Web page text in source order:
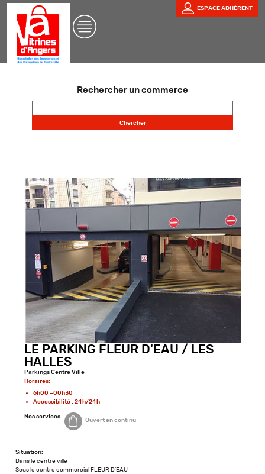
ESPACE ADHÉRENT
Rechercher un commerce
LE PARKING FLEUR D'EAU / LES
HALLES
Parkings Centre Ville
Horaires:
6h00 –00h30
Accessibilité : 24h/24h
Nos services
Ouvert en continu
Situation:
Dans le centre ville
Sous le centre commercial FLEUR D’EAU